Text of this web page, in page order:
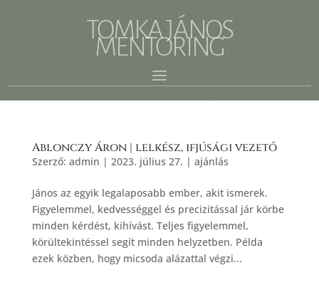
TOMKA JÁNOS
MENTORING
Ablonczy Áron | lelkész, ifjúsági vezető
Szerző: admin | 2023. július 27. | ajánlás
János az egyik legalaposabb ember, akit ismerek.
Figyelemmel, kedvességgel és precizitással jár körbe
minden kérdést, kihívást. Teljes figyelemmel,
körültekintéssel segít minden helyzetben. Példa
ezek közben, hogy micsoda alázattal végzi...